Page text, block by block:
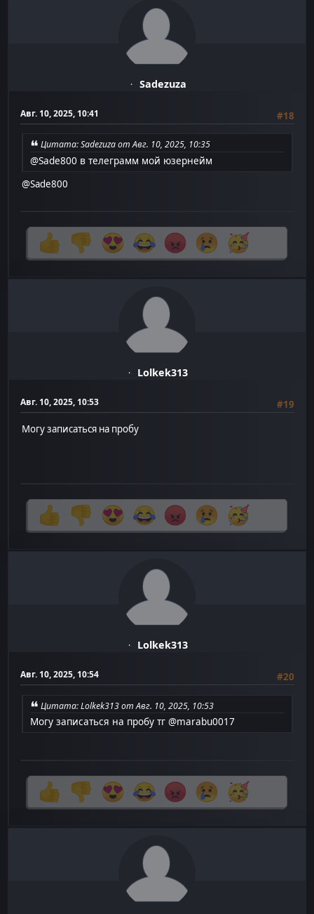
Sadezuza
Авг. 10, 2025, 10:41 #18
Цитата: Sadezuza от Авг. 10, 2025, 10:35
@Sade800 в телеграмм мой юзернейм
@Sade800
Lolkek313
Авг. 10, 2025, 10:53
#19
Могу записаться на пробу
Lolkek313
Авг. 10, 2025, 10:54 #20
Цитата: Lolkek313 от Авг. 10, 2025, 10:53
Могу записаться на пробу тг @marabu0017